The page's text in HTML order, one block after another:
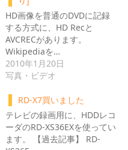
HD画像を普通のDVDに記録
する方式に、HD Recと
AVCRECがあります。
Wikipediaを…
2010年1月20日
写真・ビデオ
RD-X7買いました
テレビの録画用に、HDDレコ
ーダのRD-XS36EXを使ってい
ます。 【過去記事】 RD-